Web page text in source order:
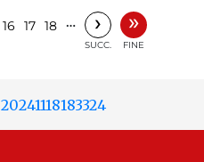
16 17 18 … ›
SUCC.
»
FINE